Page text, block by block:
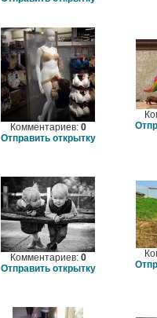
Комментариев: 0
Отправить открытку
Комментариев: 0
Отправить открытку